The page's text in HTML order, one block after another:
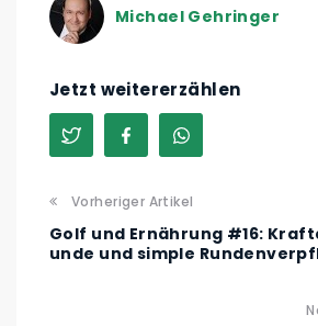
Michael Gehringer
Jetzt weitererzählen
Vorheriger Artikel
Golf und Ernährung #16:
unde und simple